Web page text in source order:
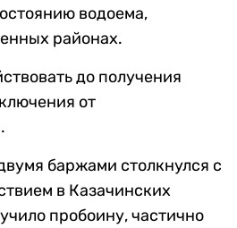
водоема,
районах.
до получения
от
баржами столкнулся с
в Казачинских
пробоину, частично